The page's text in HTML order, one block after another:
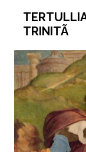
TRINITÃ